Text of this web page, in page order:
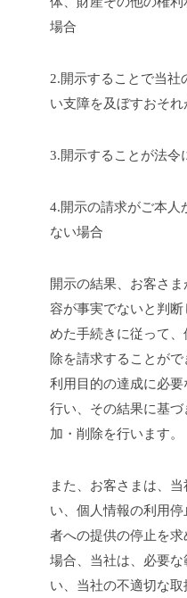
場合
2.開示することで当社
い支障を及ぼすおそれ
3.開示することが法令
4.開示の請求がご本人
ない場合
開示の結果、お客さ
容が事実でないと判
めた手続きに従って
除を請求することが
利用目的の達成に必
行い、その結果に基
加・削除を行います。
また、お客さまは、
い、個人情報の利用
者への提供の停止を
場合、当社は、必要
い、当社の不適切な